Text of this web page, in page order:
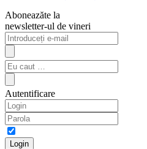
Aboneazăte la
newsletter-ul de vineri
Autentificare